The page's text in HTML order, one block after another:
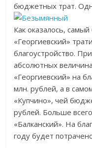
бюджетных трат.
Как оказалось,
«Георгиевский»
благоустройство.
абсолютных
«Георгиевский» на
млн. рублей, а в
«Купчино», чей
рублей. Больше
«Балканский». На
году будет